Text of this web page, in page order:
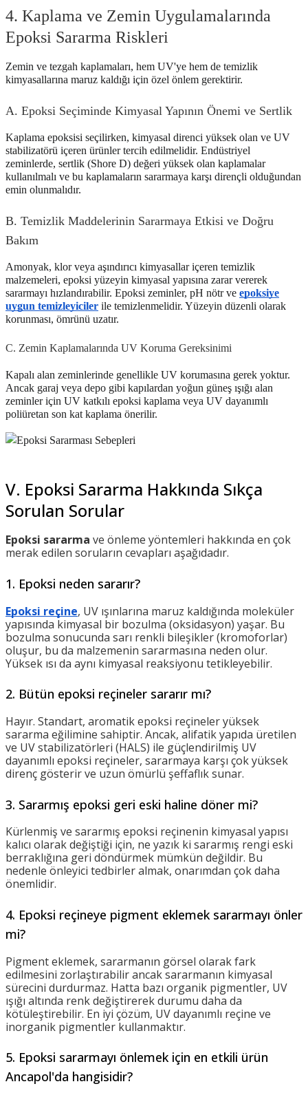
4. Kaplama ve Zemin Uygulamalarında
Epoksi Sararma Riskleri
Zemin ve tezgah kaplamaları, hem UV'ye hem de temizlik
kimyasallarına maruz kaldığı için özel önlem gerektirir.
A. Epoksi Seçiminde Kimyasal Yapının Önemi ve Sertlik
Kaplama epoksisi seçilirken, kimyasal direnci yüksek olan ve UV
stabilizatörü içeren ürünler tercih edilmelidir. Endüstriyel
zeminlerde, sertlik (Shore D) değeri yüksek olan kaplamalar
kullanılmalı ve bu kaplamaların sararmaya karşı dirençli olduğundan
emin olunmalıdır.
B. Temizlik Maddelerinin Sararmaya Etkisi ve Doğru
Bakım
Amonyak, klor veya aşındırıcı kimyasallar içeren temizlik
malzemeleri, epoksi yüzeyin kimyasal yapısına zarar vererek
sararmayı hızlandırabilir. Epoksi zeminler, pH nötr ve epoksiye
uygun temizleyiciler ile temizlenmelidir. Yüzeyin düzenli olarak
korunması, ömrünü uzatır.
C. Zemin Kaplamalarında UV Koruma Gereksinimi
Kapalı alan zeminlerinde genellikle UV korumasına gerek yoktur.
Ancak garaj veya depo gibi kapılardan yoğun güneş ışığı alan
zeminler için UV katkılı epoksi kaplama veya UV dayanımlı
poliüretan son kat kaplama önerilir.
V. Epoksi Sararma Hakkında Sıkça
Sorulan Sorular
Epoksi sararma ve önleme yöntemleri hakkında en çok
merak edilen soruların cevapları aşağıdadır.
1. Epoksi neden sararır?
Epoksi reçine, UV ışınlarına maruz kaldığında moleküler
yapısında kimyasal bir bozulma (oksidasyon) yaşar. Bu
bozulma sonucunda sarı renkli bileşikler (kromoforlar)
oluşur, bu da malzemenin sararmasına neden olur.
Yüksek ısı da aynı kimyasal reaksiyonu tetikleyebilir.
2. Bütün epoksi reçineler sararır mı?
Hayır. Standart, aromatik epoksi reçineler yüksek
sararma eğilimine sahiptir. Ancak, alifatik yapıda üretilen
ve UV stabilizatörleri (HALS) ile güçlendirilmiş UV
dayanımlı epoksi reçineler, sararmaya karşı çok yüksek
direnç gösterir ve uzun ömürlü şeffaflık sunar.
3. Sararmış epoksi geri eski haline döner mi?
Kürlenmiş ve sararmış epoksi reçinenin kimyasal yapısı
kalıcı olarak değiştiği için, ne yazık ki sararmış rengi eski
berraklığına geri döndürmek mümkün değildir. Bu
nedenle önleyici tedbirler almak, onarımdan çok daha
önemlidir.
4. Epoksi reçineye pigment eklemek sararmayı önler
mi?
Pigment eklemek, sararmanın görsel olarak fark
edilmesini zorlaştırabilir ancak sararmanın kimyasal
sürecini durdurmaz. Hatta bazı organik pigmentler, UV
ışığı altında renk değiştirerek durumu daha da
kötüleştirebilir. En iyi çözüm, UV dayanımlı reçine ve
inorganik pigmentler kullanmaktır.
5. Epoksi sararmayı önlemek için en etkili ürün
Ancapol'da hangisidir?